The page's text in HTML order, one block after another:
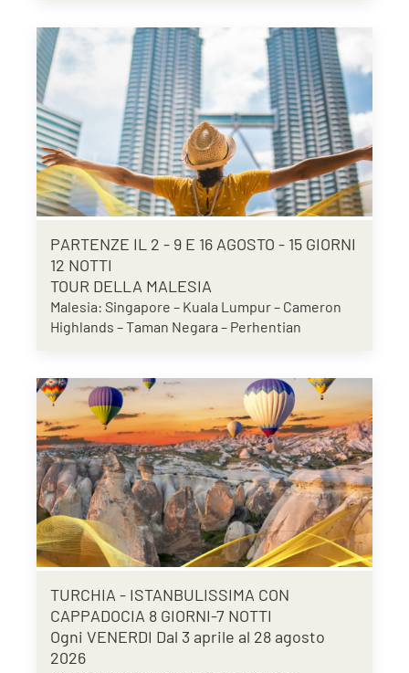
PARTENZE IL 2 - 9 E 16 AGOSTO - 15 GIORNI
12 NOTTI
TOUR DELLA MALESIA
Malesia: Singapore – Kuala Lumpur – Cameron
Highlands – Taman Negara – Perhentian
TURCHIA - ISTANBULISSIMA CON
CAPPADOCIA 8 GIORNI-7 NOTTI
Ogni VENERDI Dal 3 aprile al 28 agosto
2026